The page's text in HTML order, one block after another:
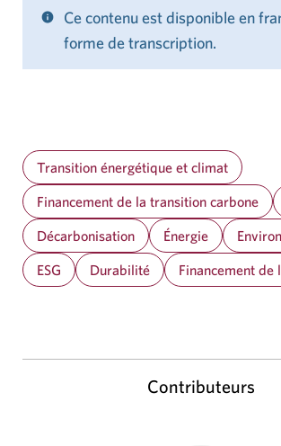
Ce contenu est disponible en
forme de transcription.
Transition énergétique et climat
Financement de la transition carbone
Décarbonisation
Énergie
ESG
Durabilité Financement de
Contributeurs